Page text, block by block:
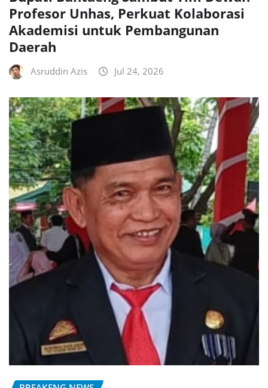
Profesor Unhas, Perkuat Kolaborasi
Akademisi untuk Pembangunan
Daerah
Asruddin Azis Jul 24, 2026